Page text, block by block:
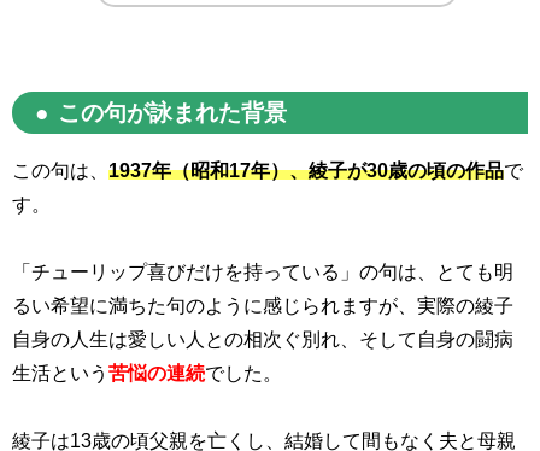
この句が詠まれた背景
この句は、 1937年（昭和17年）、綾子が30歳の頃の作品で
す。
「チューリップ喜びだけを持っている」の句は、とても明
るい希望に満ちた句のように感じられますが、実際の綾子
自身の人生は愛しい人との相次ぐ別れ、そして自身の闘病
生活という 苦悩の連続でした。
綾子は13歳の頃父親を亡くし、結婚して間もなく夫と母親